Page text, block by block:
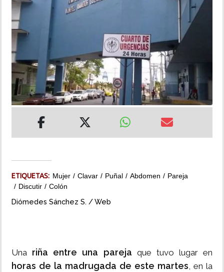
MUNDO
INSÓLITAS
MULTIMEDIA
IMPRESO
ETIQUETAS: Mujer Clavar Puñal Abdomen
Pareja
Discutir
Colón
Diómedes Sánchez S. / Web
Una riña entre una pareja que tuvo lugar en
horas de la madrugada de este martes, en la